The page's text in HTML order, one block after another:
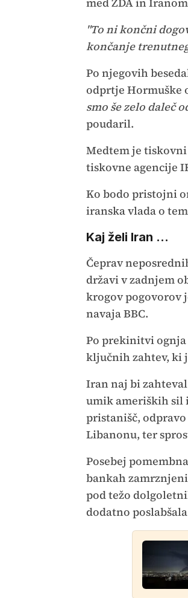
"To ni končni
končanje
Po njegovih
odprtje Hormuške
smo še zelo daleč
poudaril.
Medtem je
tiskovne agencije
Ko bodo pristojni
iranska vlada o
Kaj želi Iran ...
Čeprav
državi v zadnjem
krogov pogovorov
navaja BBC.
Po prekinitvi
ključnih zahtev, ki
Iran naj bi
umik ameriških sil
pristanišč,
Libanonu, ter
Posebej
bankah
pod težo
dodatno